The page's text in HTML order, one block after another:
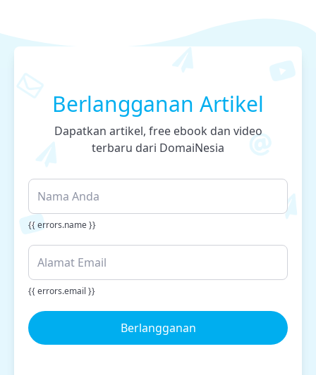
Berlangganan Artikel
Dapatkan artikel, free ebook dan video
terbaru dari DomaiNesia
{{ errors.name }}
{{ errors.email }}
Berlangganan